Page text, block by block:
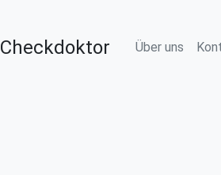
Checkdoktor Über uns